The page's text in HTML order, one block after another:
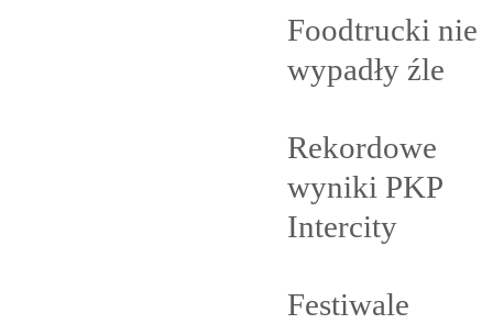
Foodtrucki nie
wypadły źle
Rekordowe
wyniki PKP
Intercity
Festiwale